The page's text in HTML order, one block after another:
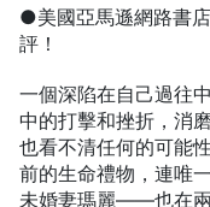
●美國亞馬遜網路書
評！
一個深陷在自己過往
中的打擊和挫折，消
也看不清任何的可能
前的生命禮物，連唯
未婚妻瑪麗——也在